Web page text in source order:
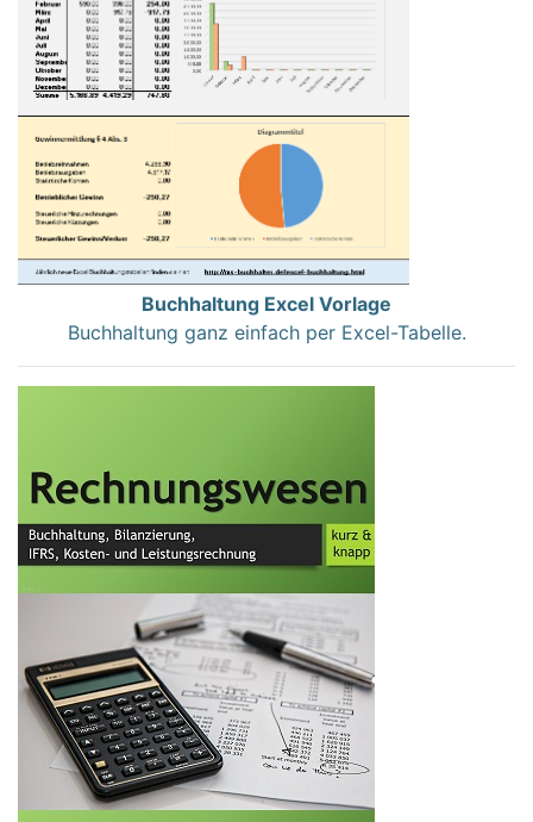
Buchhaltung Excel Vorlage
Buchhaltung ganz einfach per Excel-Tabelle.